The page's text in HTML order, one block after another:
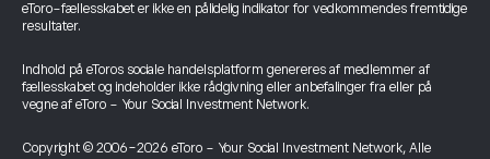
eToro-fællesskabet er ikke en pålidelig indikator for vedkommendes fremtidige
resultater.
Indhold på eToros sociale handelsplatform genereres af medlemmer af
fællesskabet og indeholder ikke rådgivning eller anbefalinger fra eller på
vegne af eToro - Your Social Investment Network.
Copyright © 2006-2026 eToro - Your Social Investment Network, Alle